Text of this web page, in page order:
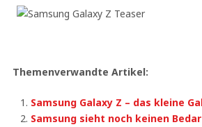
Themenverwandte Artikel:
Samsung Galaxy Z – das kleine
Samsung sieht noch keinen